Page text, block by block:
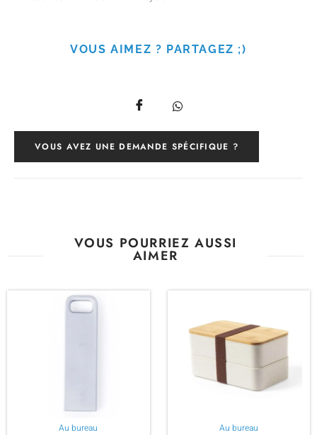
VOUS AIMEZ ? PARTAGEZ ;)
VOUS AVEZ UNE DEMANDE SPÉCIFIQUE ?
VOUS POURRIEZ AUSSI
AIMER
Au bureau Au bureau